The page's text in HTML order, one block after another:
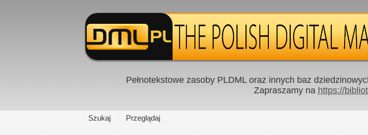
Pełnotekstowe zasoby PLDML oraz innych baz
Zapraszamy na https://
Szukaj Przeglądaj